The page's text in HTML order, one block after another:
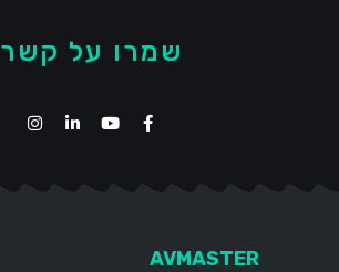
שמרו על קשר
AVMASTER